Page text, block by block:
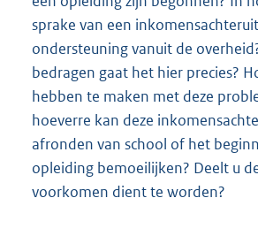
sprake van een
ondersteuning vanuit de
bedragen gaat het hier precies?
hebben te maken met deze
hoeverre kan deze
afronden van school of het
opleiding bemoeilijken? Deelt u
voorkomen dient te worden?